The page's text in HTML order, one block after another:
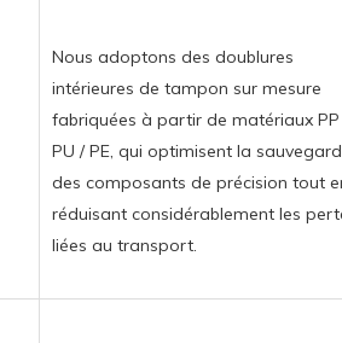
Nous adoptons des doublures
intérieures de tampon sur mesure
fabriquées à partir de matériaux
PU / PE, qui optimisent la
des composants de précision tout
réduisant considérablement les
liées au transport.